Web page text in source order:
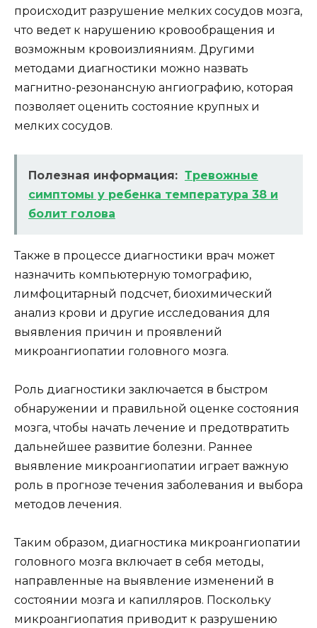
происходит разрушение мелких сосудов мозга,
что ведет к нарушению кровообращения и
возможным кровоизлияниям. Другими
методами диагностики можно назвать
магнитно-резонансную ангиографию, которая
позволяет оценить состояние крупных и
мелких сосудов.
Полезная информация: Тревожные
симптомы у ребенка температура 38 и
болит голова
Также в процессе диагностики врач может
назначить компьютерную томографию,
лимфоцитарный подсчет, биохимический
анализ крови и другие исследования для
выявления причин и проявлений
микроангиопатии головного мозга.
Роль диагностики заключается в быстром
обнаружении и правильной оценке состояния
мозга, чтобы начать лечение и предотвратить
дальнейшее развитие болезни. Раннее
выявление микроангиопатии играет важную
роль в прогнозе течения заболевания и выбора
методов лечения.
Таким образом, диагностика микроангиопатии
головного мозга включает в себя методы,
направленные на выявление изменений в
состоянии мозга и капилляров. Поскольку
микроангиопатия приводит к разрушению